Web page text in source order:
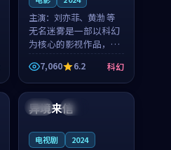
主演： 刘亦菲、黄渤 等
无名迷雾是一部以科幻
为核心的影视作品，围
绕危机、反转与人物成
长展开，整体节奏紧
凑，值得推荐观看。
7,060 6.2 科幻
日本 院线
异境来信
电视剧 2024